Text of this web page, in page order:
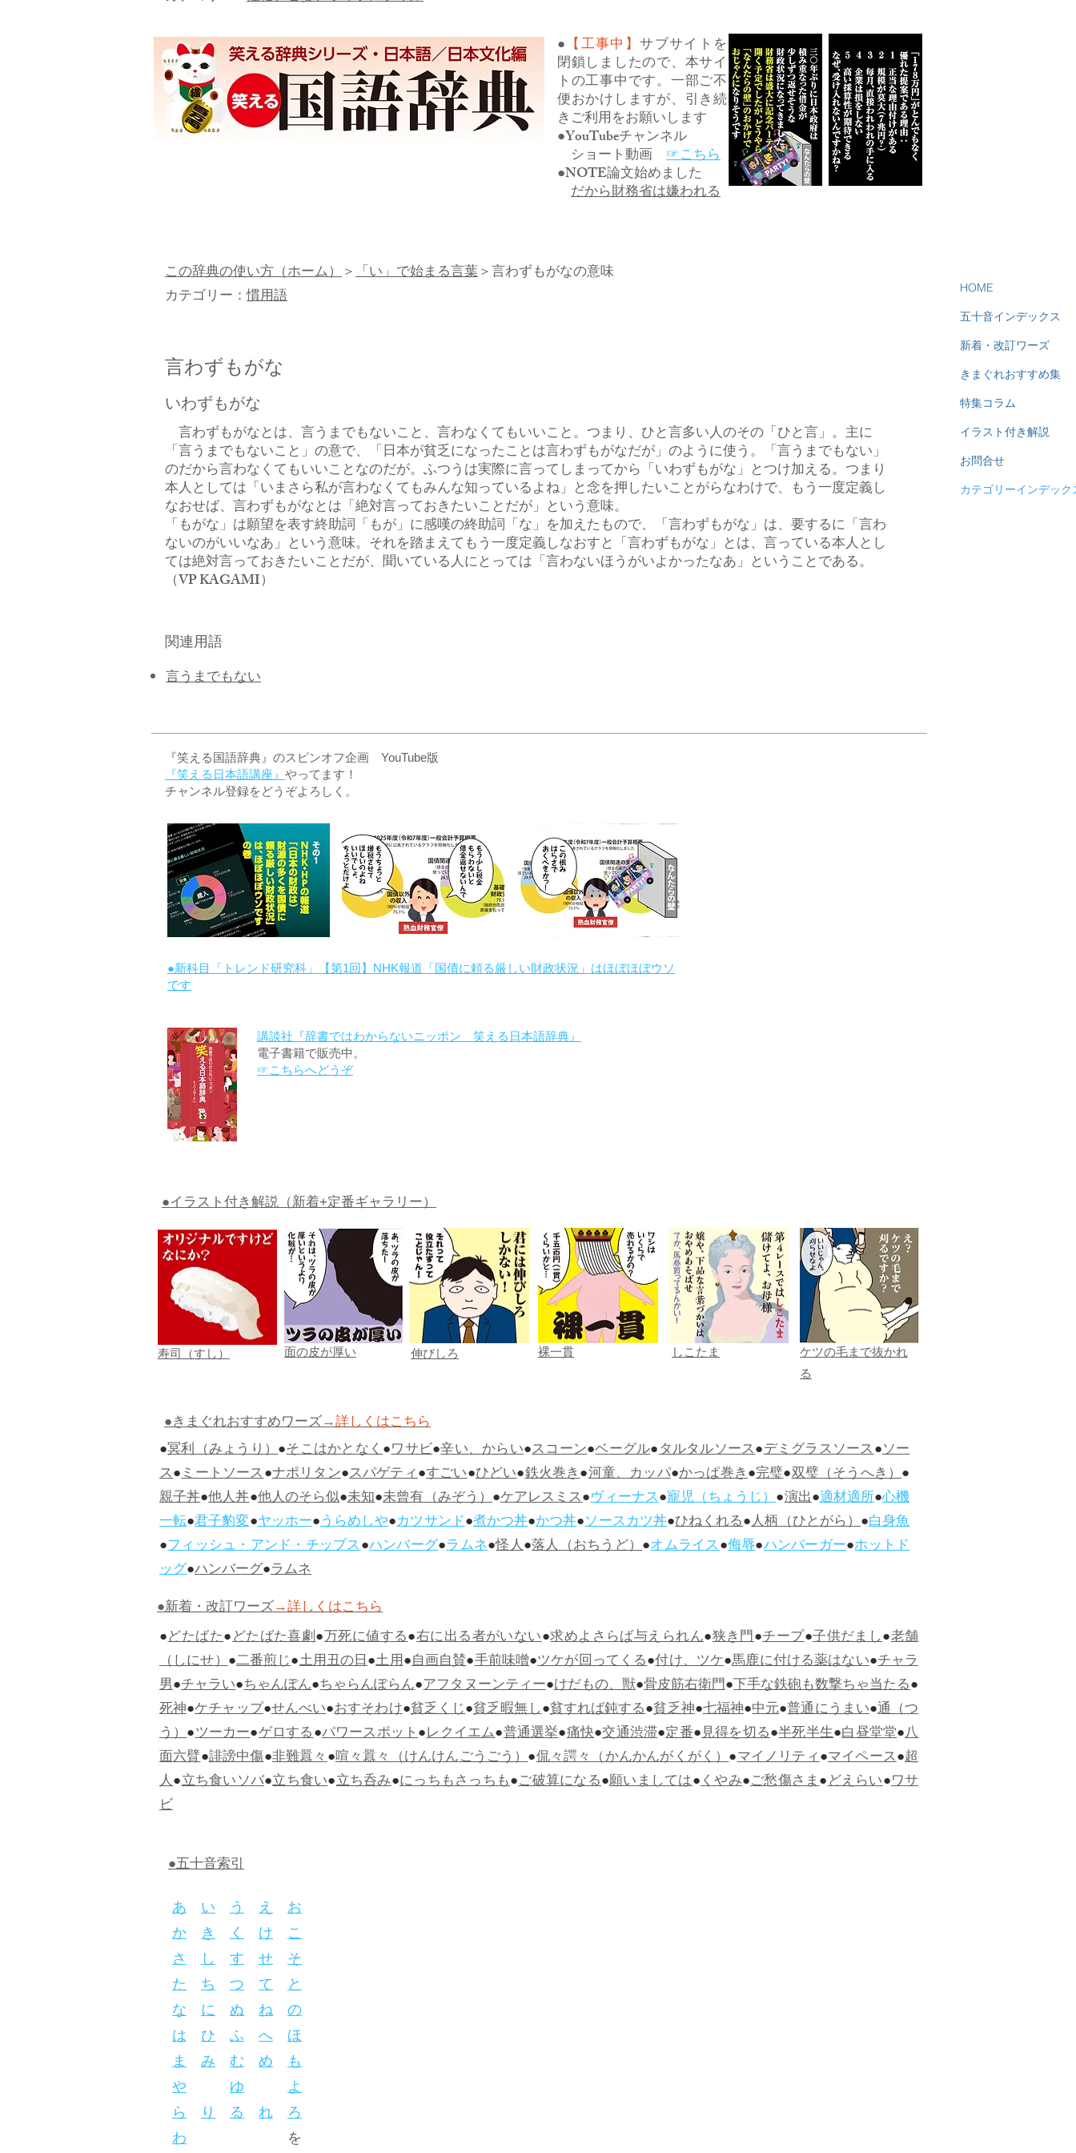
● 【工事中】サブサイトを
閉鎖しましたので、本サイ
トの工事中です。一部ご不
便おかけしますが、引き続
きご利用をお願いします
●YouTubeチャンネル
ショート動画 ☞こちら
●NOTE論文始めました
だから財務省は嫌われる
この辞典の使い方（ホーム）＞「い」で始まる言葉＞言わずもがなの意味
カテゴリー：慣用語
言わずもがな
いわずもがな
言わずもがなとは、言うまでもないこと、言わなくてもいいこと。つまり、ひと言多い人のその「ひと言」。主に
「言うまでもないこと」の意で、「日本が貧乏になったことは言わずもがなだが」のように使う。「言うまでもない」
のだから言わなくてもいいことなのだが。ふつうは実際に言ってしまってから「いわずもがな」とつけ加える。つまり
本人としては「いまさら私が言わなくてもみんな知っているよね」と念を押したいことがらなわけで、もう一度定義し
なおせば、言わずもがなとは「絶対言っておきたいことだが」という意味。
「もがな」は願望を表す終助詞「もが」に感嘆の終助詞「な」を加えたもので、「言わずもがな」は、要するに「言わ
ないのがいいなあ」という意味。それを踏まえてもう一度定義しなおすと「言わずもがな」とは、言っている本人とし
ては絶対言っておきたいことだが、聞いている人にとっては「言わないほうがいよかったなあ」ということである。
​（VP KAGAMI）
関連用語
言うまでもない
HOME
五十音インデックス
新着・改訂ワーズ
きまぐれおすすめ集
特集コラム
イラスト付き解説
お問合せ
カテゴリーインデック
『笑える国語辞典』のスピンオフ企画 YouTube版
『笑える日本語講座』 やってます！
チャンネル登録をどうぞよろしく。
●新科目「トレンド研究科」【第1回】NHK報道「国債に頼る厳しい財政状況」はほぼほぼウソ
です
講談社『辞書ではわからないニッポン 笑える日本語辞典』
電子書籍で販売中。
☞こちらへどうぞ
●イラスト付き解説（新着+定番ギャラリー）
寿司（すし） 面の皮が厚い 伸びしろ 裸一貫 しこたま
ケツの毛まで抜かれ
る
●きまぐれおすすめワーズ→詳しくはこちら
●冥利（みょうり）●そこはかとなく●ワサビ●辛い、からい●スコーン●ベーグル●タルタルソース●デミグラスソース●ソー
ス●ミートソース●ナポリタン●スパゲティ●すごい●ひどい●鉄火巻き●河童、カッパ●かっぱ巻き●完璧●双璧（そうへき）●
親子丼●他人丼●他人のそら似●未知●未曾有（みぞう）●ケアレスミス●ヴィーナス●寵児（ちょうじ）●演出●適材適所●心機
一転●君子豹変●ヤッホー●うらめしや●カツサンド●煮かつ丼●かつ丼●ソースカツ丼●ひねくれる●人柄（ひとがら）●白身魚
●フィッシュ・アンド・チップス●ハンバーグ●ラムネ●怪人●落人（おちうど）●オムライス●侮辱●ハンバーガー●ホットド
ッグ●ハンバーグ●ラムネ
●新着・改訂ワーズ→詳しくはこちら
●どたばた●どたばた喜劇●万死に値する●右に出る者がいない●求めよさらば与えられん●狭き門●チープ●子供だまし●老舗
（しにせ）●二番煎じ●土用丑の日●土用●自画自賛●手前味噌●ツケが回ってくる●付け、ツケ●馬鹿に付ける薬はない●チャラ
男●チャラい●ちゃんぽん●ちゃらんぽらん●アフタヌーンティー●けだもの、獣●骨皮筋右衛門●下手な鉄砲も数撃ちゃ当たる●
死神●ケチャップ●せんべい●おすそわけ●貧乏くじ●貧乏暇無し●貧すれば鈍する●貧乏神●七福神●中元●普通にうまい●通（つ
う）●ツーカー●ゲロする●パワースポット●レクイエム●普通選挙●痛快●交通渋滞●定番●見得を切る●半死半生●白昼堂堂●八
面六臂●誹謗中傷●非難囂々●喧々囂々（けんけんごうごう）●侃々諤々（かんかんがくがく）●マイノリティ●マイペース●超
人●立ち食いソバ●立ち食い●立ち呑み●にっちもさっちも●ご破算になる●願いましては●くやみ●ご愁傷さま●どえらい●ワサ
ビ
●五十音索引
あ い う え お
か き く け こ
さ し す せ そ
た ち つ て と
な に ぬ ね の
は ひ ふ へ ほ
ま み む め も
や
ゆ
よ
ら り る れ ろ
わ を